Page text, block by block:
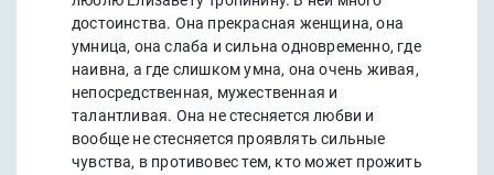
достоинства. Она прекрасная женщина, она
умница, она слаба и сильна одновременно, где
наивна, а где слишком умна, она очень живая,
непосредственная, мужественная и
талантливая. Она не стесняется любви и
вообще не стесняется проявлять сильные
чувства, в противовес тем, кто может прожить